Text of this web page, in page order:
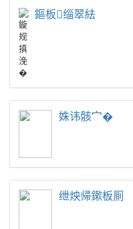
鏂板缁翠紶
姝讳骸宀�
绁炴帰鏉板厠